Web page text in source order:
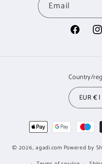
Email
Facebook
Country/
Payment
methods
© 2026,agadi.com Powered by